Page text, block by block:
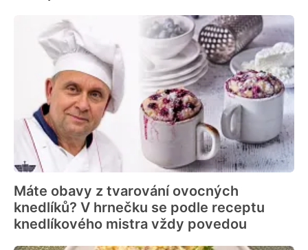
Máte obavy z tvarování ovocných
knedlíků? V hrnečku se podle receptu
knedlíkového mistra vždy povedou